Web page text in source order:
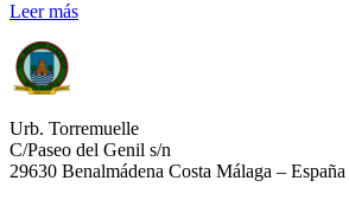
Leer más
Urb. Torremuelle
C/Paseo del Genil s/n
29630 Benalmádena Costa Málaga – España